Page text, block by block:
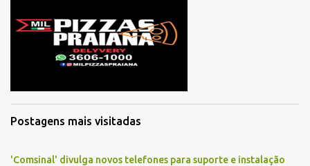
t
Postagens mais visitadas
'Comsinal' divulga novos telefones para suporte e instalação